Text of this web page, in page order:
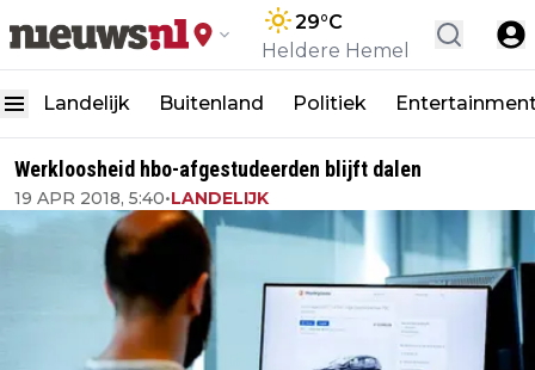
29°C
Heldere Hemel
Landelijk Buitenland Politiek
Werkloosheid hbo-afgestudeerden blijft dalen
19 APR 2018, 5:40•LANDELIJK